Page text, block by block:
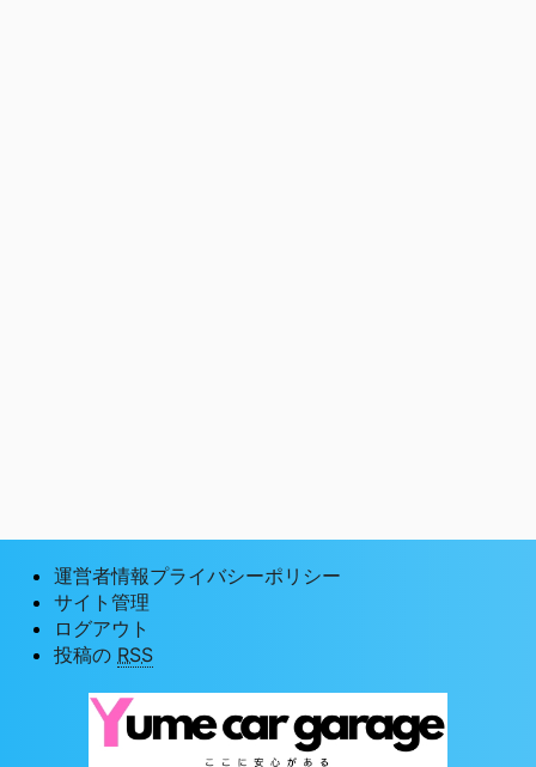
運営者情報プライバシーポリシー
サイト管理
ログアウト
投稿の RSS